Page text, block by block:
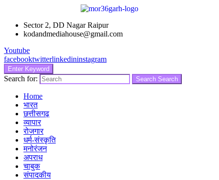
Sector 2, DD Nagar Raipur
kodandmediahouse@gmail.com
Youtube
facebooktwitterlinkedininstagram
Enter Keyword
Search for: Search Search
Home
भारत
छत्तीसगढ़
व्यापार
रोजगार
धर्म-संस्कृति
मनोरंजन
अपराध
चाबुक
संपादकीय